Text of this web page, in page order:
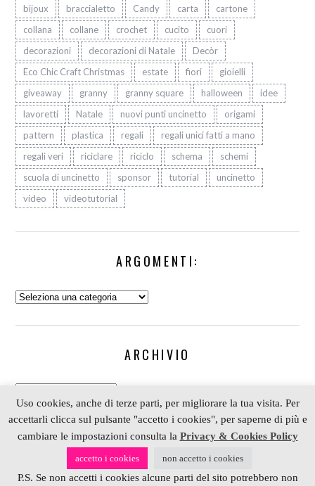
bijoux
braccialetto Candy carta
cartone
collana
collane crochet cucito
cuori
decorazioni
decorazioni di Natale
Decòr
Eco Chic Craft Christmas
estate fiori
gioielli
giveaway
granny granny square halloween
idee
lavoretti
Natale nuovi punti uncinetto
origami
pattern
plastica regali
regali unici fatti a mano
regali veri
riciclare riciclo schema
schemi
scuola di uncinetto
sponsor tutorial
uncinetto
video
videotutorial
ARGOMENTI:
Argomenti:
ARCHIVIO
Archivio
COPYRIGHT 2006-2023 ALESSIA SCRAP & CRAFT |
PARTNERDEPOSITPHOTOS| P. IVA 01574070098 |
REALIZZATO DA4BLOG.INFO
Uso cookies, anche di terze parti, per migliorare la tua visita. Per
accettarli clicca sul pulsante "accetto i cookies", per saperne di più e
cambiare le impostazioni consulta la Privacy & Cookies Policy
accetto i cookies non accetto i cookies
P.S. Se non accetti i cookies alcune parti del sito potrebbero non